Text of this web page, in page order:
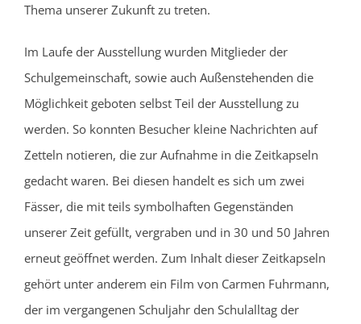
Thema unserer Zukunft zu treten.
Im Laufe der Ausstellung wurden Mitglieder der
Schulgemeinschaft, sowie auch Außenstehenden die
Möglichkeit geboten selbst Teil der Ausstellung zu
werden. So konnten Besucher kleine Nachrichten auf
Zetteln notieren, die zur Aufnahme in die Zeitkapseln
gedacht waren. Bei diesen handelt es sich um zwei
Fässer, die mit teils symbolhaften Gegenständen
unserer Zeit gefüllt, vergraben und in 30 und 50 Jahren
erneut geöffnet werden. Zum Inhalt dieser Zeitkapseln
gehört unter anderem ein Film von Carmen Fuhrmann,
der im vergangenen Schuljahr den Schulalltag der